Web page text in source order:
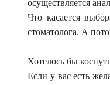
осуществляется
Что касается
стоматолога. А
Хотелось бы
Если у вас есть